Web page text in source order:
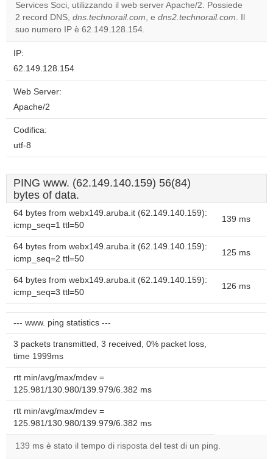
Do you
own this
OK
Services Soci, utilizzando il web server Apache/2. Possiede
2 record DNS, dns.technorail.com, e dns2.technorail.com. Il
suo numero IP è 62.149.128.154.
IP:
62.149.128.154
Web Server:
Apache/2
Codifica:
utf-8
PING www. (62.149.140.159) 56(84)
bytes of data.
64 bytes from webx149.aruba.it (62.149.140.159):
icmp_seq=1 ttl=50
139 ms
64 bytes from webx149.aruba.it (62.149.140.159):
icmp_seq=2 ttl=50
125 ms
64 bytes from webx149.aruba.it (62.149.140.159):
icmp_seq=3 ttl=50
126 ms
--- www. ping statistics ---
3 packets transmitted, 3 received, 0% packet loss,
time 1999ms
rtt min/avg/max/mdev =
125.981/130.980/139.979/6.382 ms
rtt min/avg/max/mdev =
125.981/130.980/139.979/6.382 ms
139 ms è stato il tempo di risposta del test di un ping.